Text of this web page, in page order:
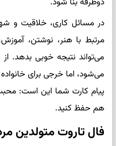
در مسائل کاری، خلاقیت و
مرتبط با هنر، نوشتن،
می‌تواند نتیجه خوبی بدهد.
می‌شود، اما خرجی برای
پیام کارت شما این است:
هم حفظ کنید.
فال تاروت متولدین